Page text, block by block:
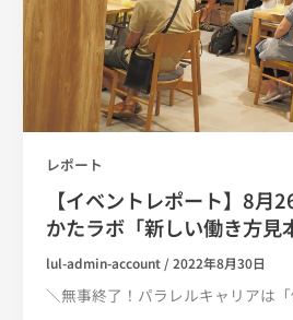
レポート
【イベントレポート】8月
かたラボ「新しい働き方見
lul-admin-account / 2022年8月30日
＼無事終了！パラレルキャリアは